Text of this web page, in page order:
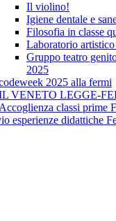
Il violino!
Igiene dentale e
Filosofia in classe
Laboratorio
Gruppo teatro
2025
2025 alla fermi
VENETO LEGGE-
Accoglienza classi prime
esperienze didattiche